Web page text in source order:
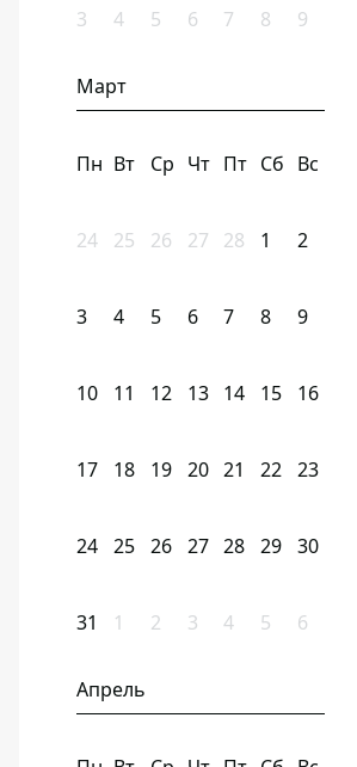
3 4 5 6 7 8 9
Март
Пн Вт Ср Чт Пт Сб Вс
24 25 26 27 28 1 2
3 4 5 6 7 8 9
10 11 12 13 14 15 16
17 18 19 20 21 22 23
24 25 26 27 28 29 30
31 1 2 3 4 5 6
Апрель